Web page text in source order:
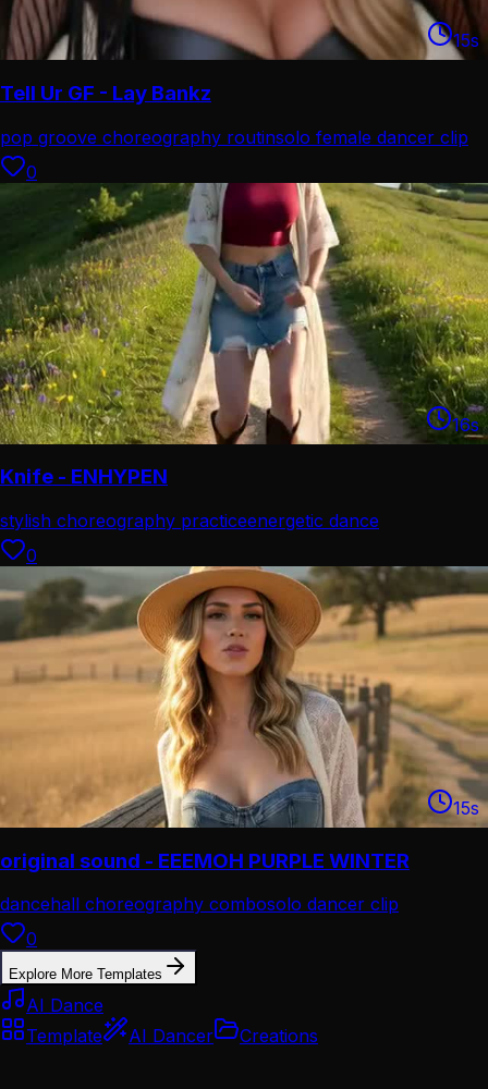
15s
Tell Ur GF - Lay Bankz
pop groove choreography routinsolo female dancer clip
0
16s
Knife - ENHYPEN
stylish choreography practiceenergetic dance
performance
0
15s
original sound - EEEMOH PURPLE WINTER
dancehall choreography combosolo dancer clip
0
Explore More Templates
AI Dance
Template
AI Dancer Creations